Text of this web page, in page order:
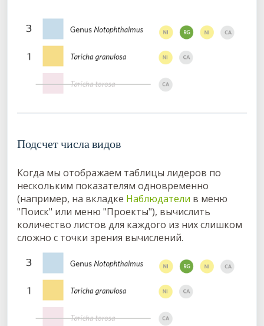
Подсчет числа видов
Когда мы отображаем таблицы лидеров по
нескольким показателям одновременно
(например, на вкладке Наблюдатели в меню
"Поиск" или меню "Проекты"), вычислить
количество листов для каждого из них слишком
сложно с точки зрения вычислений.